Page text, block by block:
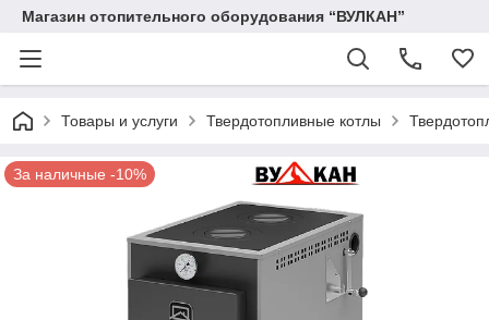
Магазин отопительного оборудования “ВУЛКАН”
Товары и услуги Твердотопливные котлы
За наличные -10%